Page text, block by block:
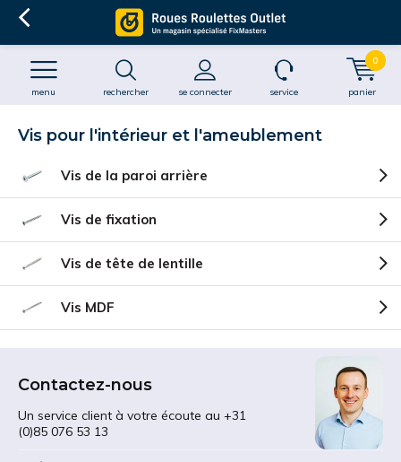
rechercher se connecter
menu service panier
0
Vis pour l'intérieur et l'ameublement
Vis de la paroi arrière
Vis de fixation
Vis de tête de lentille
Vis MDF
Contactez-nous
Un service client à votre écoute au +31
(0)85 076 53 13